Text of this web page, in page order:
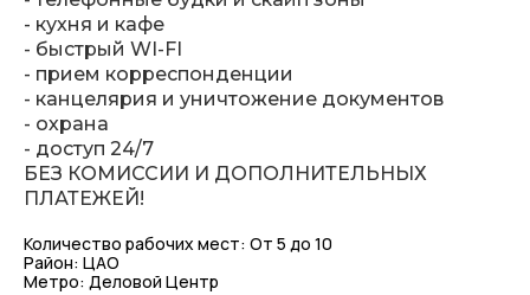
- кухня и кафе
- быстрый WI-FI
- прием корреспонденции
- канцелярия и уничтожение документов
- охрана
- доступ 24/7
БЕЗ КОМИССИИ И ДОПОЛНИТЕЛЬНЫХ
ПЛАТЕЖЕЙ!
Количество рабочих мест: От 5 до 10
Район: ЦАО
Метро: Деловой Центр
Остались вопросы или хотите
посмотреть офис?